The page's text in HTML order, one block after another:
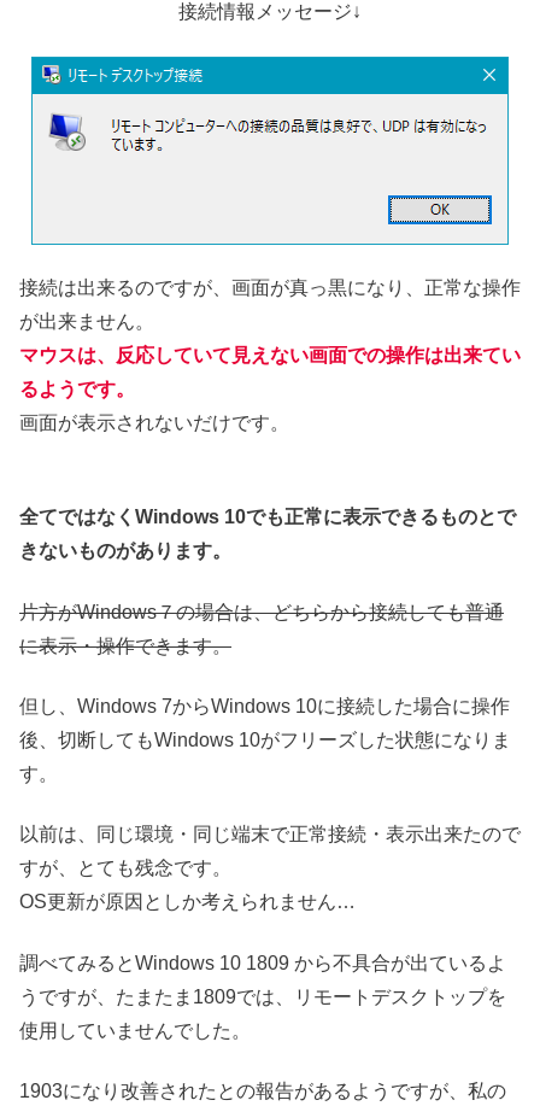
接続情報メッセージ↓
接続は出来るのですが、画面が真っ黒になり、正常な操作
が出来ません。
マウスは、反応していて見えない画面での操作は出来てい
るようです。
画面が表示されないだけです。
全てではなくWindows 10でも正常に表示できるものとで
きないものがあります。
片方がWindows７の場合は、どちらから接続しても普通
に表示・操作できます。
但し、Windows 7からWindows 10に接続した場合に操作
後、切断してもWindows 10がフリーズした状態になりま
す。
以前は、同じ環境・同じ端末で正常接続・表示出来たので
すが、とても残念です。
OS更新が原因としか考えられません…
調べてみるとWindows 10 1809 から不具合が出ているよ
うですが、たまたま1809では、リモートデスクトップを
使用していませんでした。
1903になり改善されたとの報告があるようですが、私の